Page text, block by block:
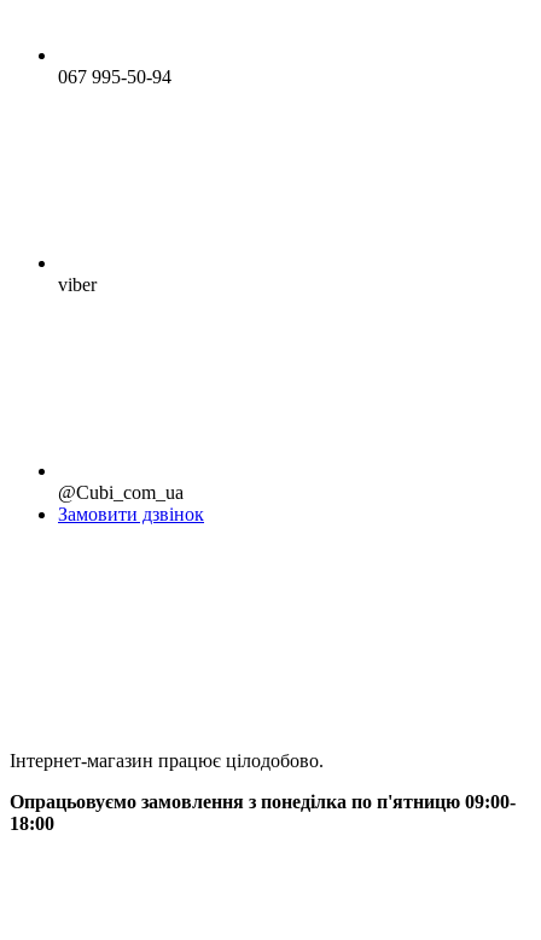
067 995-50-94
viber
@Cubi_com_ua
Замовити дзвінок
Інтернет-магазин працює цілодобово.
Опрацьовуємо замовлення з понеділка по п'ятницю 09:00-
18:00